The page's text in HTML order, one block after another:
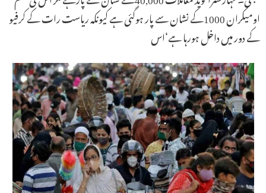
اومیکران 1000کے نشان سے پار ہوگئی ہے کیونکہ ریاست رات کے کرفیو
کے دور میں داخل ہورہا ہے‘اس